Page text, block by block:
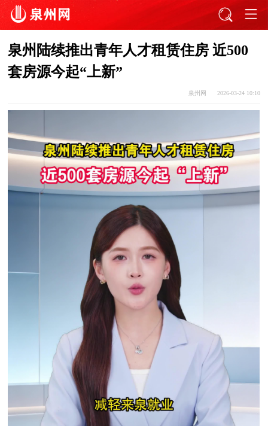
泉州陆续推出青年人才租赁住房 近500
套房源今起“上新”
泉州网 2026-03-24 10:10